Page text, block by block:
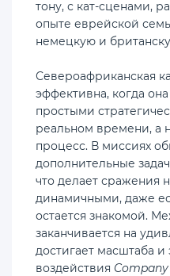
тону, с кат-сценами,
опыте еврейской
немецкую и
Североафриканская
эффективна, когда
простыми
реальном времени, а
процесс. В миссиях
дополнительные
что делает сражения
динамичными, даже
остается знакомой.
заканчивается на
достигает масштаба
воздействия Company